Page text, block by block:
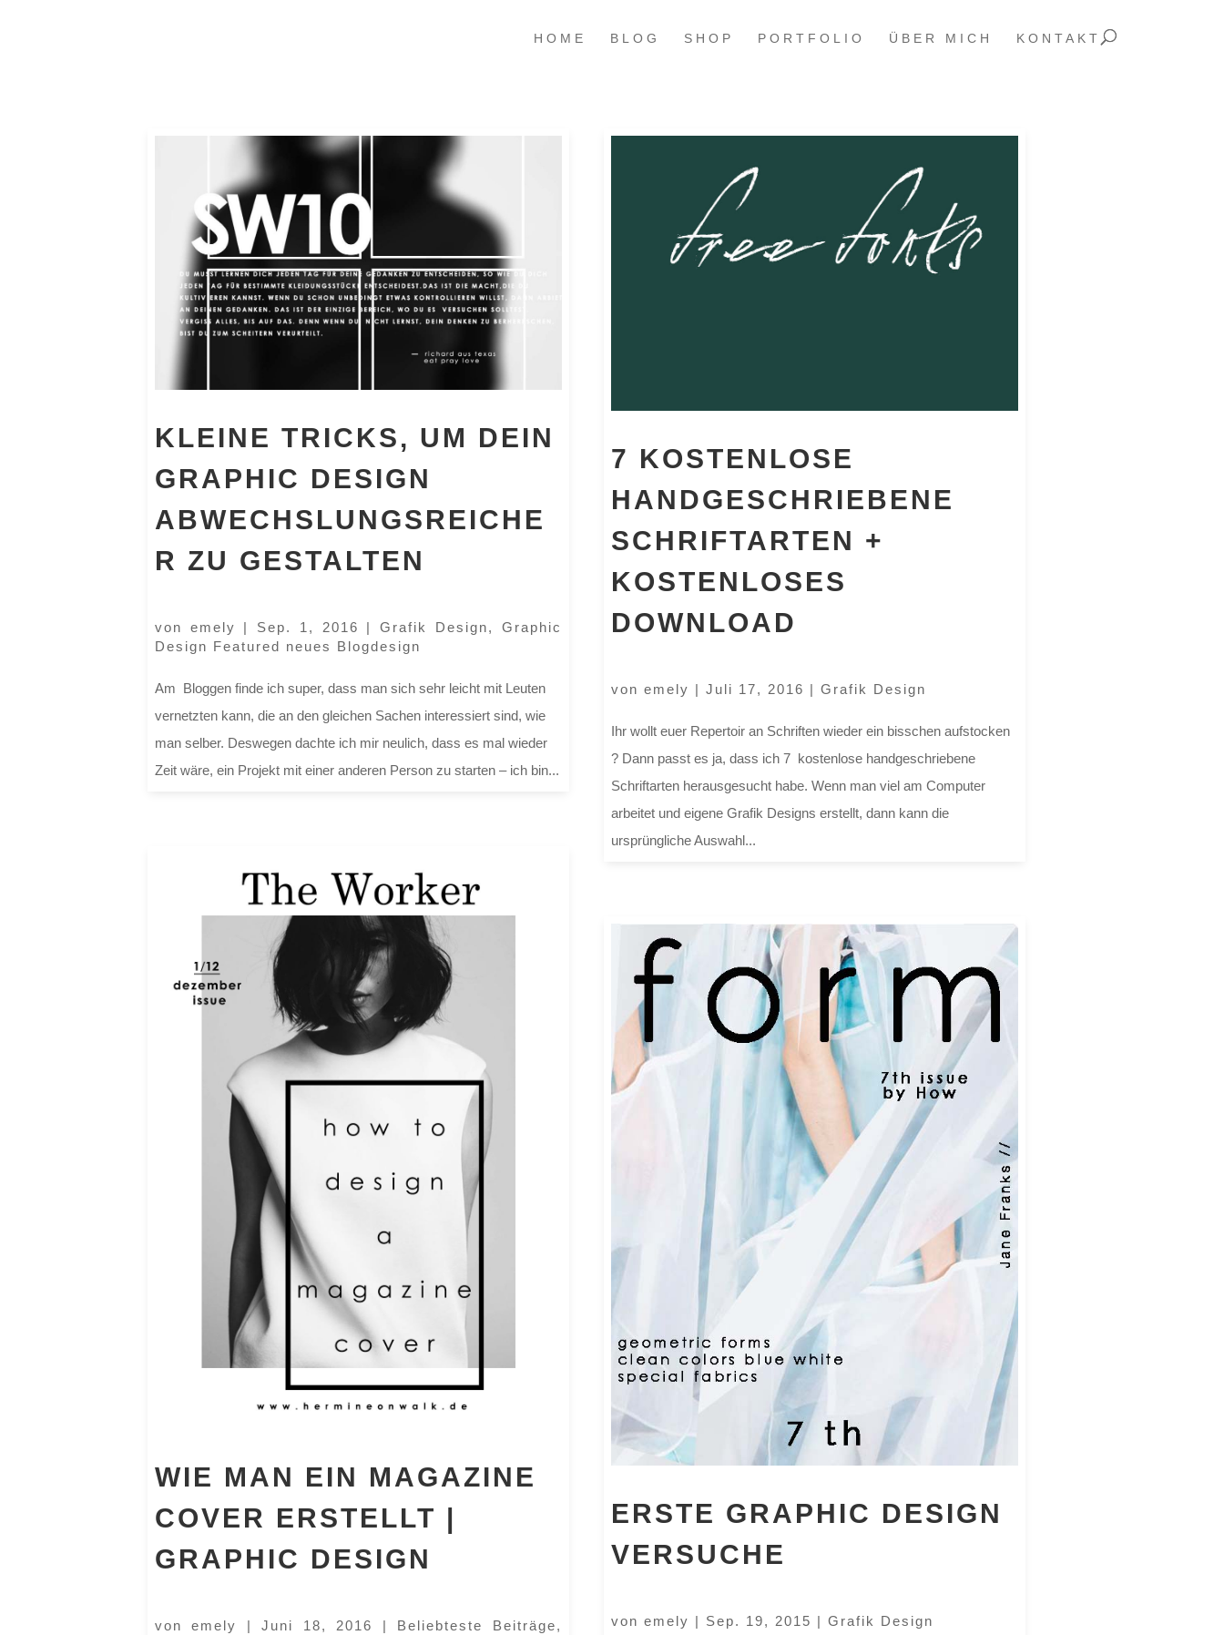
HOME BLOG SHOP PORTFOLIO ÜBER MICH KONTAKT
KLEINE TRICKS, UM DEIN
GRAPHIC DESIGN
ABWECHSLUNGSREICHE
R ZU GESTALTEN
von emely | Sep. 1, 2016 |Grafik Design, Graphic
Design Featured neues Blogdesign
Am Bloggen finde ich super, dass man sich sehr leicht mit Leuten
vernetzten kann, die an den gleichen Sachen interessiert sind, wie
man selber. Deswegen dachte ich mir neulich, dass es mal wieder
Zeit wäre, ein Projekt mit einer anderen Person zu starten – ich bin...
7 KOSTENLOSE
HANDGESCHRIEBENE
SCHRIFTARTEN +
KOSTENLOSES
DOWNLOAD
vonemely |Juli 17, 2016 |Grafik Design
Ihr wollt euer Repertoir an Schriften wieder ein bisschen aufstocken
? Dann passt es ja, dass ich 7 kostenlose handgeschriebene
Schriftarten herausgesucht habe. Wenn man viel am Computer
arbeitet und eigene Grafik Designs erstellt, dann kann die
ursprüngliche Auswahl...
WIE MAN EIN MAGAZINE
COVER ERSTELLT |
GRAPHIC DESIGN
vonemely |Juni 18, 2016 | Beliebteste Beiträge,
ERSTE GRAPHIC DESIGN
VERSUCHE
vonemely | Sep. 19, 2015 |Grafik Design